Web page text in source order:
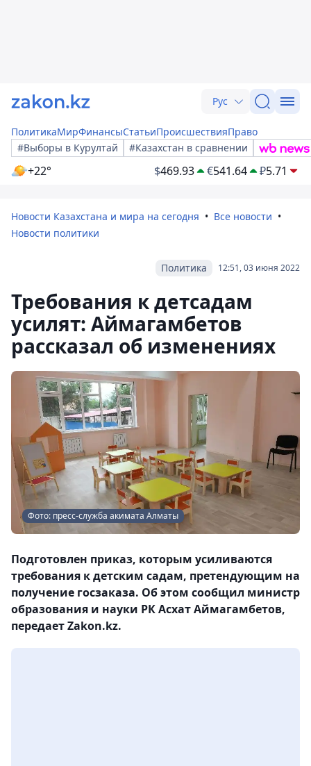
Рус
ПолитикаМирФинансыСтатьиПроисшествияПраво
#Выборы в Курултай
#Казахстан в сравнении
+22° $469.93 €541.64 ₽5.71
Новости Казахстана и мира на сегодня
Все новости
Новости политики
12:51, 03 июня 2022
Политика
Требования к детсадам
усилят: Аймагамбетов
рассказал об изменениях
Фото: пресс-служба акимата Алматы
Подготовлен приказ, которым усиливаются
требования к детским садам, претендующим на
получение госзаказа. Об этом сообщил министр
образования и науки РК Асхат Аймагамбетов,
передает Zakon.kz.